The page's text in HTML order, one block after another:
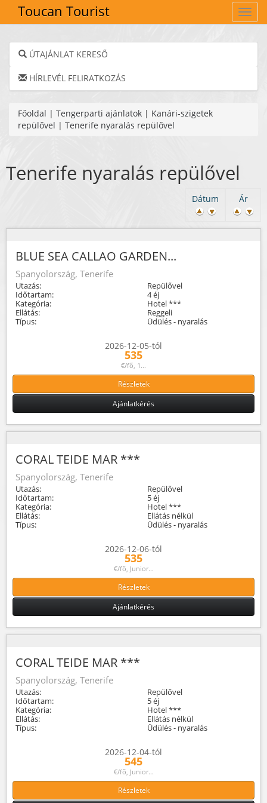
Toucan Tourist
ÚTAJÁNLAT KERESŐ
HÍRLEVÉL FELIRATKOZÁS
Főoldal | Tengerparti ajánlatok | Kanári-szigetek
repülővel | Tenerife nyaralás repülővel
Tenerife nyaralás repülővel
Ár
Dátum
BLUE SEA CALLAO GARDEN...
Spanyolország, Tenerife
Utazás:
Repülővel
Időtartam:
4 éj
Kategória:
Hotel ***
Ellátás:
Reggeli
Típus:
Üdülés - nyaralás
2026-12-05-tól
535
€/fő, 1...
Részletek
Ajánlatkérés
CORAL TEIDE MAR ***
Spanyolország, Tenerife
Utazás:
Repülővel
Időtartam:
5 éj
Kategória:
Hotel ***
Ellátás:
Ellátás nélkül
Típus:
Üdülés - nyaralás
2026-12-06-tól
535
€/fő, Junior...
Részletek
Ajánlatkérés
CORAL TEIDE MAR ***
Spanyolország, Tenerife
Utazás:
Repülővel
Időtartam:
5 éj
Kategória:
Hotel ***
Ellátás:
Ellátás nélkül
Típus:
Üdülés - nyaralás
2026-12-04-tól
545
€/fő, Junior...
Részletek